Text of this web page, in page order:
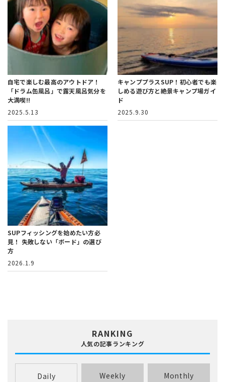
自宅で楽しむ最高のアウトドア！
「ドラム缶風呂」で露天風呂気分を
大満喫!!
2025.5.13
キャンププラスSUP！ 初心者でも楽
しめる遊び方と絶景キャンプ場ガイ
ド
2025.9.30
SUPフィッシングを始めたい方必
見！ 失敗しない「ボード」の選び
方
2026.1.9
RANKING
人気の記事ランキング
Daily Weekly Monthly